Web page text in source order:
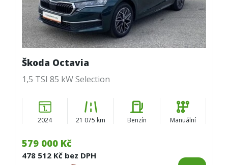
579 000 Kč
478 512 Kč bez DPH
Škoda Octavia
1,5 TSI 85 kW Selection
2024 21 075 km Benzín Manuální